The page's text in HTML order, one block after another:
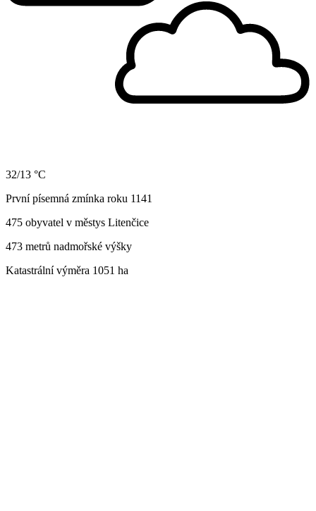
32/13 °C
První písemná zmínka roku 1141
475 obyvatel v městys Litenčice
473 metrů nadmořské výšky
Katastrální výměra 1051 ha